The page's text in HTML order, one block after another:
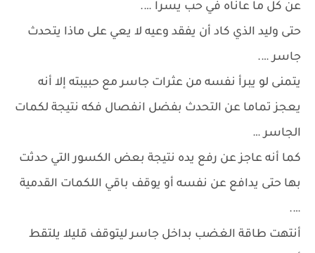
عن كل ما عاناه في حب يسرا ….
حتى وليد الذي كاد أن يفقد وعيه لا يعي على ماذا يتحدث
جاسر ….
يتمنى لو يبرأ نفسه من عثرات جاسر مع حبيبته إلا أنه
يعجز تماما عن التحدث بفضل انفصال فكه نتيجة لكمات
الجاسر …
كما أنه عاجز عن رفع يده نتيجة بعض الكسور التي حدثت
بها حتى يدافع عن نفسه أو يوقف باقي اللكمات القدمية
….
أنتهت طاقة الغضب بداخل جاسر ليتوقف قليلا يلتقط